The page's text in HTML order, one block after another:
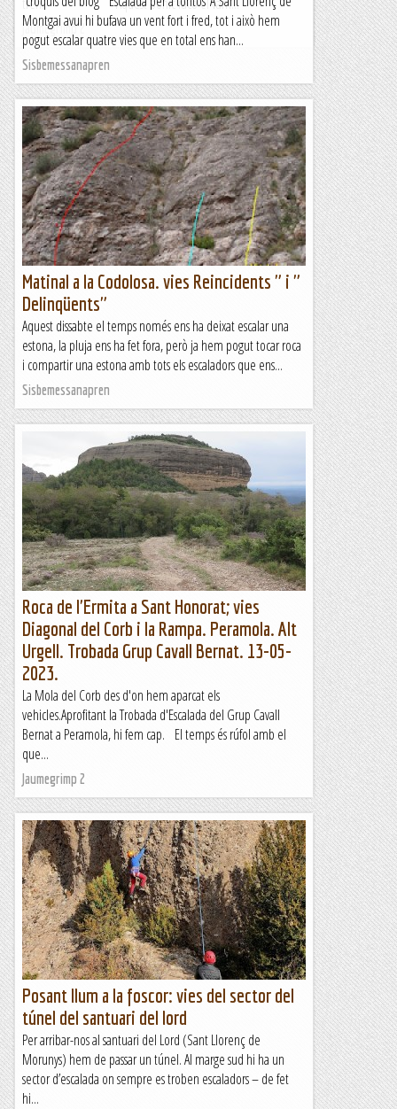
Jaumegrimp 2
Montgai avui hi bufava un vent fort i fred, tot i això hem
pogut escalar quatre vies que en total ens han...
Sisbemessanapren
Matinal a la Codolosa. vies Reincidents " i "
Delinqüents"
Aquest dissabte el temps només ens ha deixat escalar una
estona, la pluja ens ha fet fora, però ja hem pogut tocar roca
i compartir una estona amb tots els escaladors que ens...
Sisbemessanapren
Roca de l'Ermita a Sant Honorat; vies
Diagonal del Corb i la Rampa. Peramola. Alt
Urgell. Trobada Grup Cavall Bernat. 13-05-
2023.
La Mola del Corb des d'on hem aparcat els
vehicles.Aprofitant la Trobada d'Escalada del Grup Cavall
Bernat a Peramola, hi fem cap. El temps és rúfol amb el
que...
Jaumegrimp 2
Posant llum a la foscor: vies del sector del
túnel del santuari del lord
Per arribar-nos al santuari del Lord (Sant Llorenç de
Morunys) hem de passar un túnel. Al marge sud hi ha un
sector d’escalada on sempre es troben escaladors – de fet
hi...